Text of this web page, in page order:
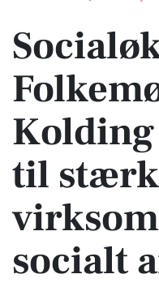
Kolding
til
socialt